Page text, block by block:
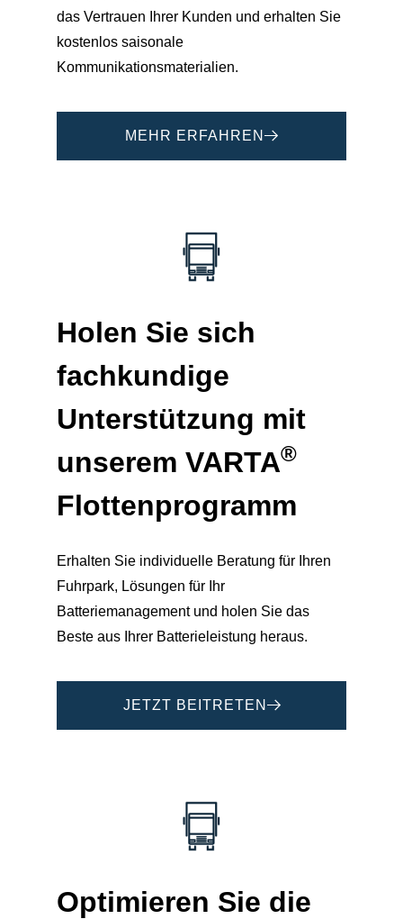
das Vertrauen Ihrer Kunden und erhalten Sie
kostenlos saisonale
Kommunikationsmaterialien.
MEHR ERFAHREN
Holen Sie sich
fachkundige
Unterstützung mit
unserem VARTA®
Flottenprogramm
Erhalten Sie individuelle Beratung für Ihren
Fuhrpark, Lösungen für Ihr
Batteriemanagement und holen Sie das
Beste aus Ihrer Batterieleistung heraus.
JETZT BEITRETEN
Optimieren Sie die